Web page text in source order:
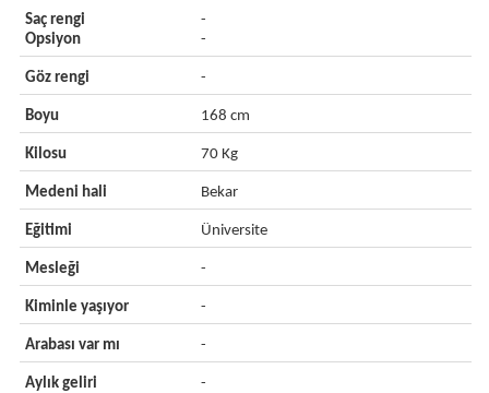
Saç rengi
Opsiyon
-
-
Göz rengi -
Boyu 168 cm
Kilosu 70 Kg
Medeni hali Bekar
Eğitimi Üniversite
Mesleği -
Kiminle yaşıyor -
Arabası var mı -
Aylık geliri -